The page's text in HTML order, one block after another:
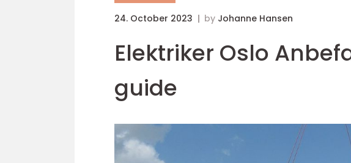
24. October 2023 by Johanne Hansen
Elektriker Oslo
guide